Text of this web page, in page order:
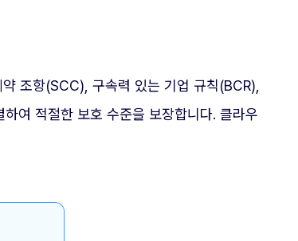
조항(SCC), 구속력 있는 기업 규칙(BCR),
여 적절한 보호 수준을 보장합니다. 클라우